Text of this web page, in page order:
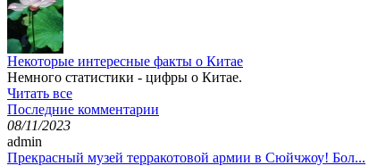
Некоторые интересные факты о Китае
Немного статистики - цифры о Китае.
Читать все
Последние комментарии
08/11/2023
admin
Прекрасный музей терракотовой армии в Сюйчжоу! Бол...